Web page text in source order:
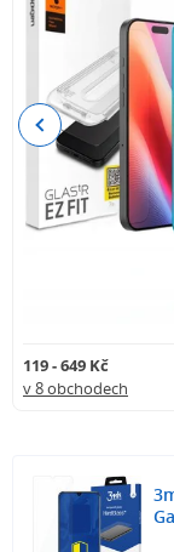
119 - 649 Kč
v 8 obchodech
Previous